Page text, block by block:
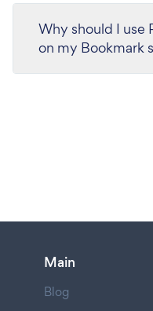
Why should I use
on my Bookmark
Main
Blog